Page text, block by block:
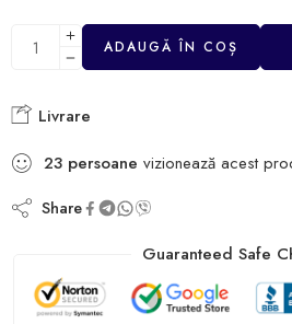
ADAUGĂ ÎN COȘ
Livrare
23 persoane vizionează acest
Share
Guaranteed Safe